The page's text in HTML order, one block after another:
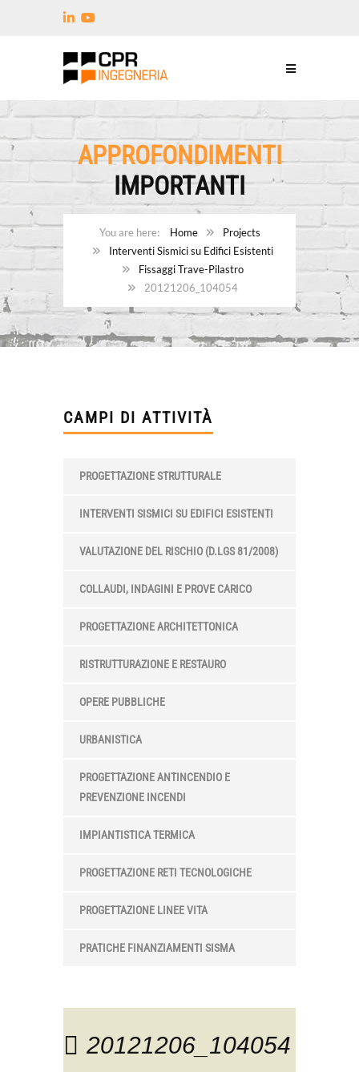
APPROFONDIMENTI
IMPORTANTI
Home
Projects
Interventi Sismici su Edifici Esistenti
Fissaggi Trave-Pilastro
20121206_104054
CAMPI DI ATTIVITÀ
PROGETTAZIONE STRUTTURALE
INTERVENTI SISMICI SU EDIFICI ESISTENTI
VALUTAZIONE DEL RISCHIO (D.LGS 81/2008)
COLLAUDI, INDAGINI E PROVE CARICO
PROGETTAZIONE ARCHITETTONICA
RISTRUTTURAZIONE E RESTAURO
OPERE PUBBLICHE
URBANISTICA
PROGETTAZIONE ANTINCENDIO E
PREVENZIONE INCENDI
IMPIANTISTICA TERMICA
PROGETTAZIONE RETI TECNOLOGICHE
PROGETTAZIONE LINEE VITA
PRATICHE FINANZIAMENTI SISMA
20121206_104054